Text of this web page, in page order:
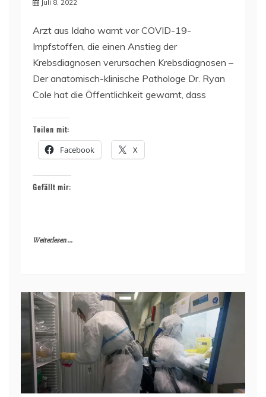
Juli 8, 2022
Arzt aus Idaho warnt vor COVID-19-
Impfstoffen, die einen Anstieg der
Krebsdiagnosen verursachen Krebsdiagnosen –
Der anatomisch-klinische Pathologe Dr. Ryan
Cole hat die Öffentlichkeit gewarnt, dass
Teilen mit:
Facebook X
Gefällt mir:
Weiterlesen ...